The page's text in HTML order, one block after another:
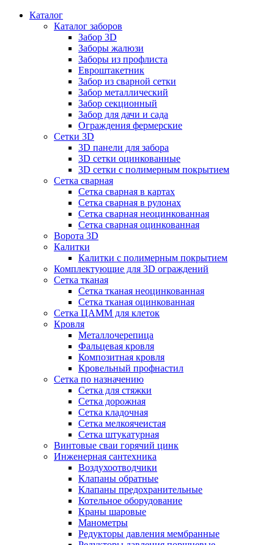
Каталог
Каталог заборов
Забор 3D
Заборы жалюзи
Заборы из профлиста
Евроштакетник
Забор из сварной сетки
Забор металлический
Забор секционный
Забор для дачи и сада
Ограждения фермерские
Сетки 3D
3D панели для забора
3D сетки оцинкованные
3D сетки с полимерным покрытием
Сетка сварная
Сетка сварная в картах
Сетка сварная в рулонах
Сетка сварная неоцинкованная
Сетка сварная оцинкованная
Ворота 3D
Калитки
Калитки с полимерным покрытием
Комплектующие для 3D ограждений
Сетка тканая
Сетка тканая неоцинкованная
Сетка тканая оцинкованная
Сетка ЦАММ для клеток
Кровля
Металлочерепица
Фальцевая кровля
Композитная кровля
Кровельный профнастил
Сетка по назначению
Сетка для стяжки
Сетка дорожная
Сетка кладочная
Сетка мелкоячеистая
Сетка штукатурная
Винтовые сваи горячий цинк
Инженерная сантехника
Воздухоотводчики
Клапаны обратные
Клапаны предохранительные
Котельное оборудование
Краны шаровые
Манометры
Редукторы давления мембранные